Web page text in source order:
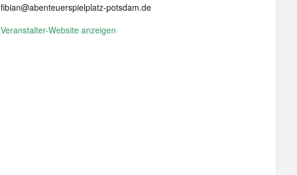
fibian@abenteuerspielplatz-potsdam.de
Veranstalter-Website anzeigen